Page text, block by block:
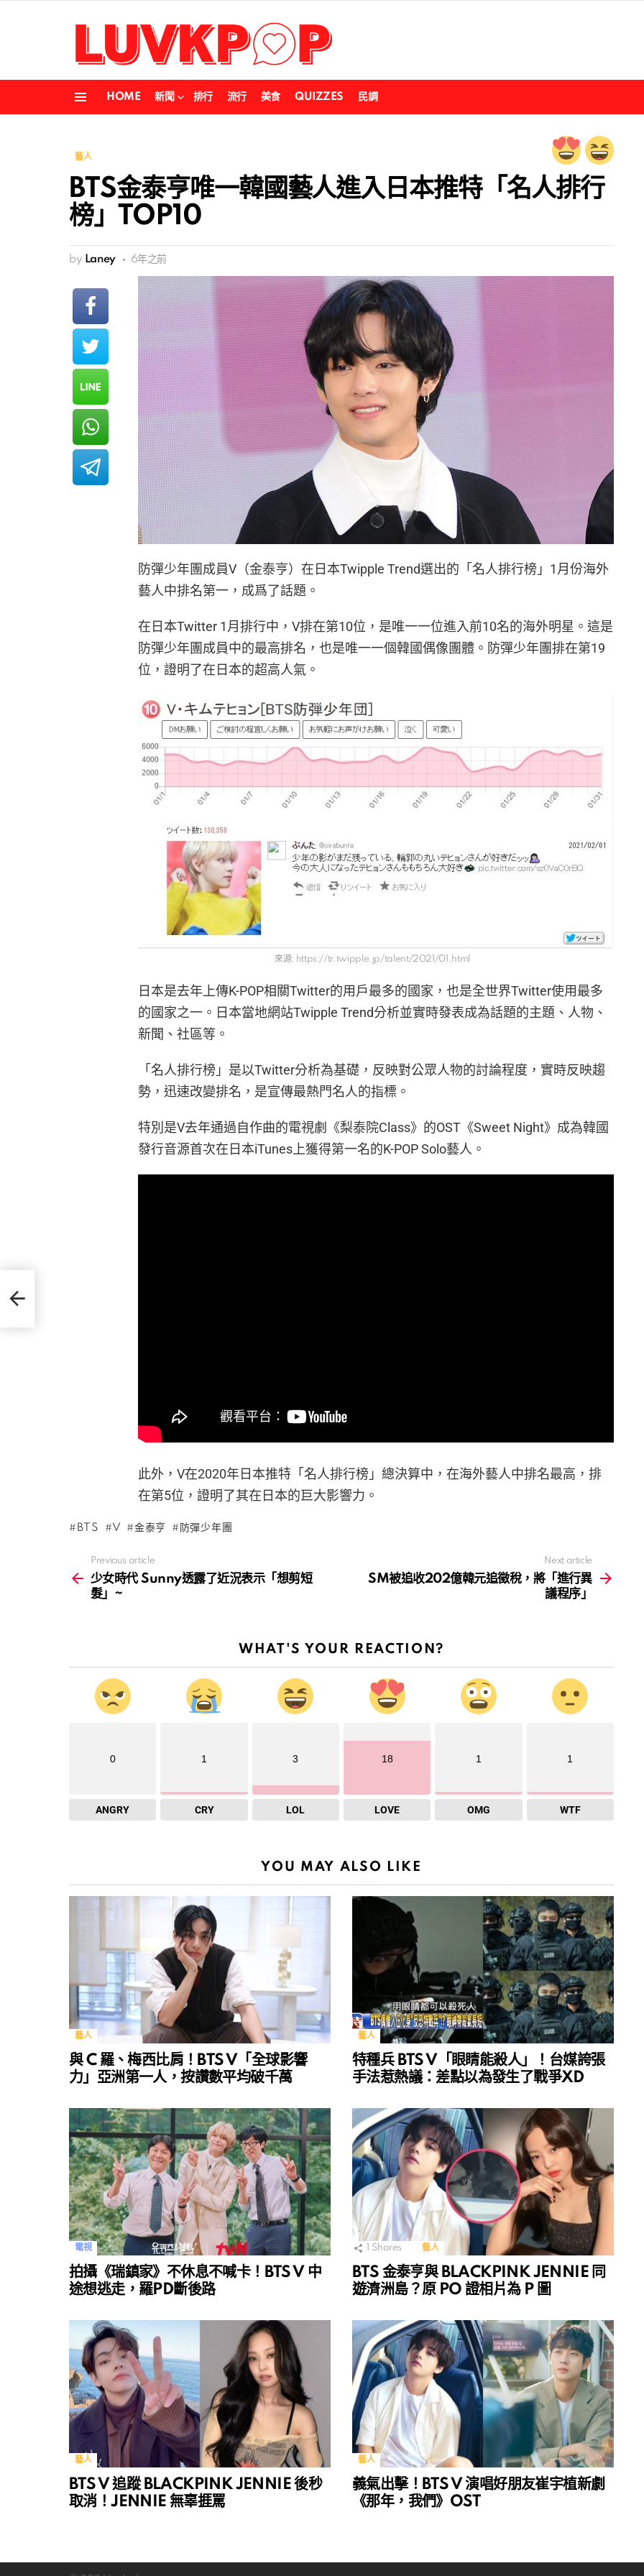
HOME 新聞 排行 流行 美食 QUIZZES 民調
藝人
BTS金泰亨唯一韓國藝人進入日本推特「名人排行
榜」TOP10
by Laney 6年之前
防彈少年團成員V（金泰亨）在日本Twipple Trend選出的「名人排行榜」1月份海外
藝人中排名第一，成爲了話題。
在日本Twitter 1月排行中，V排在第10位，是唯一一位進入前10名的海外明星。這是
防彈少年團成員中的最高排名，也是唯一一個韓國偶像團體。防彈少年團排在第19
位，證明了在日本的超高人氣。
來源: https://tr.twipple.jp/talent/2021/01.html
日本是去年上傳K-POP相關Twitter的用戶最多的國家，也是全世界Twitter使用最多
的國家之一。日本當地網站Twipple Trend分析並實時發表成為話題的主題、人物、
新聞、社區等。
「名人排行榜」是以Twitter分析為基礎，反映對公眾人物的討論程度，實時反映趨
勢，迅速改變排名，是宣傳最熱門名人的指標。
特別是V去年通過自作曲的電視劇《梨泰院Class》的OST《Sweet Night》成為韓國
發行音源首次在日本iTunes上獲得第一名的K-POP Solo藝人。
此外，V在2020年日本推特「名人排行榜」總決算中，在海外藝人中排名最高，排
在第5位，證明了其在日本的巨大影響力。
BTS V 金泰亨 防彈少年團
more
Previous article
少女時代 Sunny透露了近況表示「想剪短
髮」~
Next article
SM被追收202億韓元追徵稅，將「進行異
議程序」
WHAT'S YOUR REACTION?
0
ANGRY
1
CRY
3
LOL
18
LOVE
1
OMG
1
WTF
YOU MAY ALSO LIKE
藝人
與 C 羅、梅西比肩！BTS V「全球影響
力」亞洲第一人，按讚數平均破千萬
藝人
特種兵 BTS V「眼睛能殺人」！台媒誇張
手法惹熱議：差點以為發生了戰爭XD
電視
拍攝《瑞鎮家》不休息不喊卡！BTS V 中
途想逃走，羅PD斷後路
Shares 藝人
BTS 金泰亨與 BLACKPINK JENNIE 同
遊濟洲島？原 PO 證相片為 P 圖
藝人
BTS V 追蹤 BLACKPINK JENNIE 後秒
取消！JENNIE 無辜捱罵
藝人
義氣出擊！BTS V 演唱好朋友崔宇植新劇
《那年，我們》OST